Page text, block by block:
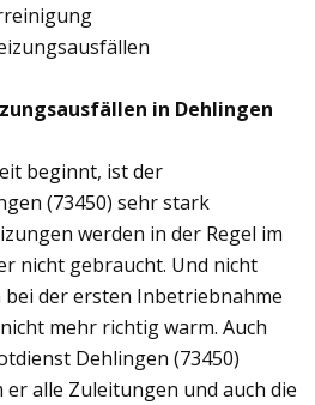
in Dehlingen
beginnt, ist der
(73450) sehr stark
werden in der Regel im
nicht gebraucht. Und nicht
der ersten Inbetriebnahme
mehr richtig warm. Auch
Dehlingen (73450)
alle Zuleitungen und auch die